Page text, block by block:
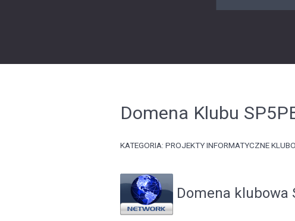
Domena Klubu
KATEGORIA:PROJEKTY INFORMATYCZNE
Domena klubowa